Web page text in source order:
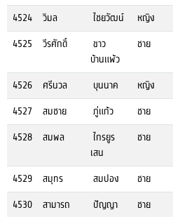
4524 วิมล ไชยวัฒน์ หญิง
4525
วีรศักดิ์
ขาว
บ้านแพ้ว
ชาย
4526 ศรีนวล บุนนาค หญิง
4527
สมชาย ภู่แก้ว ชาย
4528
สมพล
ไกรยูร
เสน
ชาย
4529 สมุทร สมปอง ชาย
4530
สามารถ ปัญญา ชาย